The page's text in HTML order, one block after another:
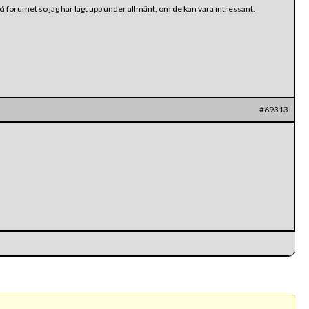
forumet so jag har lagt upp under allmänt, om de kan vara intressant.
#69313